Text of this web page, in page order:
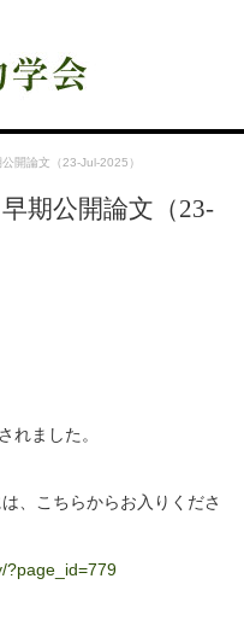
開論文（23-Jul-2025）
期公開論文（23-
れました。
、こちらからお入りくださ
?page_id=779